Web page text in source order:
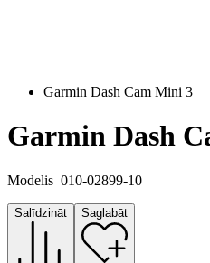
Garmin Dash Cam Mini 3
Garmin Dash
Modelis 010-02899-10
Salīdzināt Saglabāt